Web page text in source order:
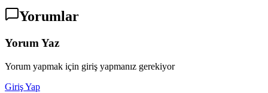
Yorumlar
Yorum Yaz
Yorum yapmak için giriş yapmanız gerekiyor
Giriş Yap